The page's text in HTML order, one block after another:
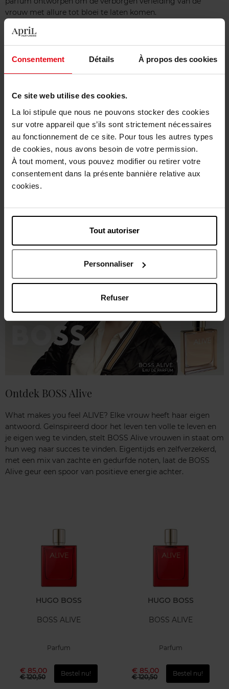
Consentement Détails À propos des cookies
Ce site web utilise des cookies.
La loi stipule que nous ne pouvons stocker des cookies
sur votre appareil que s’ils sont strictement nécessaires
au fonctionnement de ce site. Pour tous les autres types
de cookies, nous avons besoin de votre permission.
À tout moment, vous pouvez modifier ou retirer votre
consentement dans la présente bannière relative aux
cookies.
Tout autoriser
Personnaliser
Refuser
vrouw met allure tot bloei te laten komen.
HUGO BOSS
THE SCENT FOR HER
€ 83,00
€ 117,50 Bestel nu!
HUGO BOSS
THE SCENT FOR HER
€ 83,00
€ 117,50 Bestel nu!
Ontdek BOSS Alive
What makes you feel ALIVE? Elke vrouw heeft haar eigen
antwoord. Geïnspireerd door het leven ten volle te leven en
je eigen weg te vinden, stelt BOSS Alive vrouwen in staat om
hun weg naar succes te vinden. Eigentijds en zelfverzekerd,
met een mix van zachte en gedurfde noten, laat de BOSS
Alive geur een spoor van positieve energie achter.
HUGO BOSS
BOSS ALIVE
Parfum
€ 85,00
€ 120,50 Bestel nu!
HUGO BOSS
BOSS ALIVE
Parfum
€ 85,00
€ 120,50 Bestel nu!